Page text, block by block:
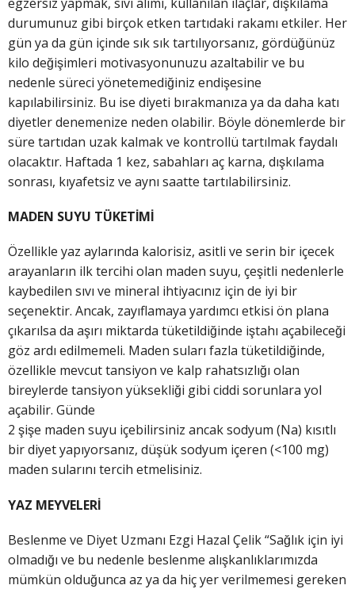
durumunuz gibi birçok etken tartıdaki rakamı etkiler. Her
gün ya da gün içinde sık sık tartılıyorsanız, gördüğünüz
kilo değişimleri motivasyonunuzu azaltabilir ve bu
nedenle süreci yönetemediğiniz endişesine
kapılabilirsiniz. Bu ise diyeti bırakmanıza ya da daha katı
diyetler denemenize neden olabilir. Böyle dönemlerde bir
süre tartıdan uzak kalmak ve kontrollü tartılmak faydalı
olacaktır. Haftada 1 kez, sabahları aç karna, dışkılama
sonrası, kıyafetsiz ve aynı saatte tartılabilirsiniz.
MADEN SUYU TÜKETİMİ
Özellikle yaz aylarında kalorisiz, asitli ve serin bir içecek
arayanların ilk tercihi olan maden suyu, çeşitli nedenlerle
kaybedilen sıvı ve mineral ihtiyacınız için de iyi bir
seçenektir. Ancak, zayıflamaya yardımcı etkisi ön plana
çıkarılsa da aşırı miktarda tüketildiğinde iştahı açabileceği
göz ardı edilmemeli. Maden suları fazla tüketildiğinde,
özellikle mevcut tansiyon ve kalp rahatsızlığı olan
bireylerde tansiyon yüksekliği gibi ciddi sorunlara yol
açabilir. Günde
2 şişe maden suyu içebilirsiniz ancak sodyum (Na) kısıtlı
bir diyet yapıyorsanız, düşük sodyum içeren (<100 mg)
maden sularını tercih etmelisiniz.
YAZ MEYVELERİ
Beslenme ve Diyet Uzmanı Ezgi Hazal Çelik “Sağlık için iyi
olmadığı ve bu nedenle beslenme alışkanlıklarımızda
mümkün olduğunca az ya da hiç yer verilmemesi gereken